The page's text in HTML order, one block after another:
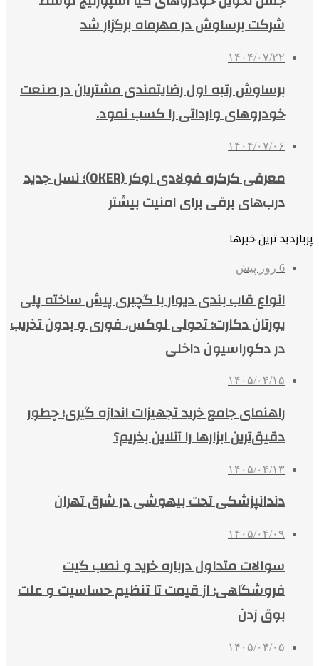
شرکت برساوش در مهرماه برگزار شد
۱۴۰۴/۰۷/۲۲
برساوش رتبه اول رضایتمندی مشتریان در صنعت
خودروهای وارداتی را کسب نمود.
۱۴۰۴/۰۷/۰۶
معرفی کرکره فولادی اوکر (OKER)؛ نسل جدید
درب‌های برقی برای امنیت بیشتر
پربازدید ترین خبرها
6 روز پیش
انواع قاب بندی دیوار با گچبری پیش ساخته پلی
یورتان دکارت؛ تحولی لوکس، فوری و بدون تخریب
در دکوراسیون داخلی
۱۴۰۵/۰۴/۱۵
راهنمای جامع خرید تجهیزات اندازه گیری؛ چطور
دقیق‌ترین ابزارها را آنلاین بخریم؟
۱۴۰۵/۰۴/۱۳
دندانپزشکی تحت بیهوشی در شرق تهران
۱۴۰۵/۰۴/۰۹
سوالات متداول درباره خرید و نصب گیت
فروشگاهی؛ از قیمت تا تنظیم حساسیت و علت
بوق زدن
۱۴۰۵/۰۴/۰۵